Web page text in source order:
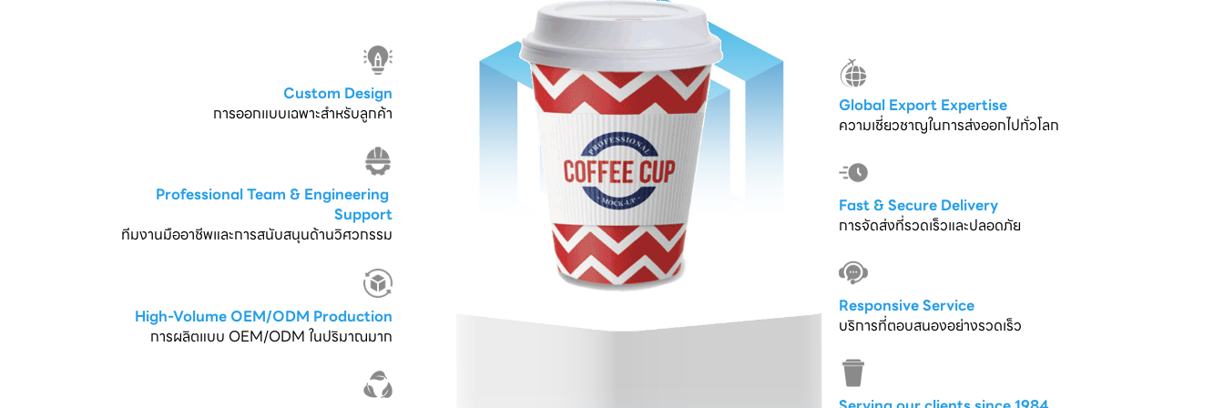
Custom Design
การออกแบบเฉพาะสำหรับลูกค้า
Professional Team & Engineering
Support
ทีมงานมืออาชีพและการสนับสนุนด้านวิศวกรรม
High-Volume OEM/ODM Production
การผลิตแบบ OEM/ODM ในปริมาณมาก
Global Export Expertise
ความเชี่ยวชาญในการส่งออกไปทั่วโลก
Fast & Secure Delivery
การจัดส่งที่รวดเร็วและปลอดภัย
Responsive Service
บริการที่ตอบสนองอย่างรวดเร็ว